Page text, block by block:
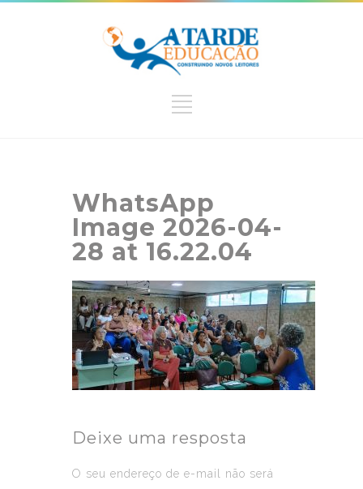
WhatsApp
Image 2026-04-
28 at 16.22.04
Deixe uma resposta
O seu endereço de e-mail não será